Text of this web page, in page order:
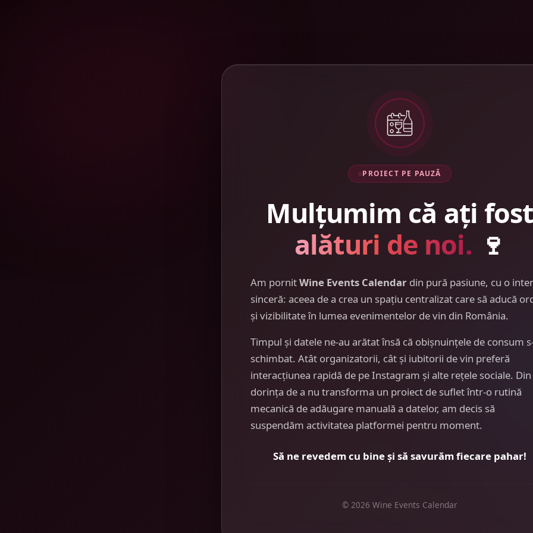
PROIECT PE PAUZĂ
Mulțumim că ați fost
alături de noi. 🍷
Am pornitWine Events Calendar din pură pasiune, cu o
sinceră: aceea de a crea un spațiu centralizat care să aducă
și vizibilitate în lumea evenimentelor de vin din România.
Timpul și datele ne-au arătat însă că obișnuințele de consum
schimbat. Atât organizatorii, cât și iubitorii de vin preferă
interacțiunea rapidă de pe Instagram și alte rețele sociale. Din
dorința de a nu transforma un proiect de suflet într-o rutină
mecanică de adăugare manuală a datelor, am decis să
suspendăm activitatea platformei pentru moment.
Să ne revedem cu bine și să savurăm fiecare pahar!
© 2026 Wine Events Calendar